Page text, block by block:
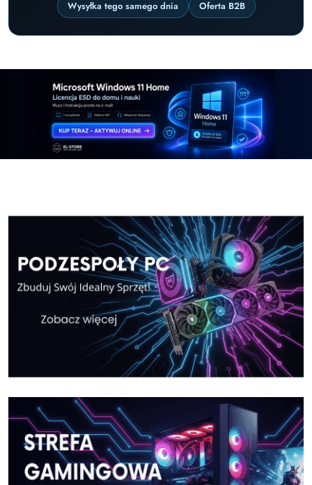
Wysyłka tego samego dnia
Oferta B2B
Pomiń karuzelę promocyjną